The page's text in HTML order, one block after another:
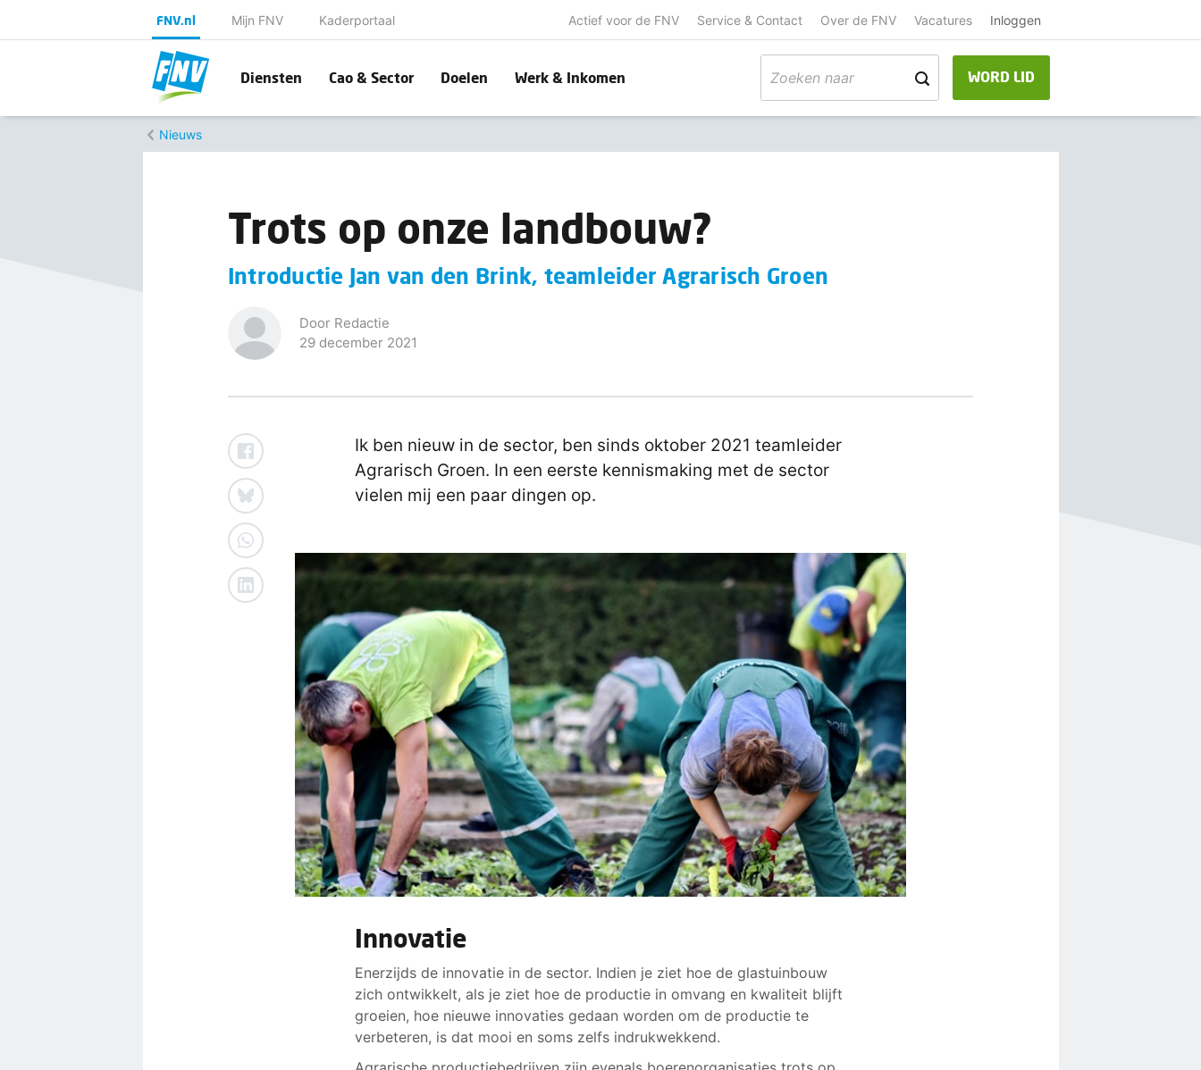
FNV.nl Mijn FNV Kaderportaal Actief voor de FNV Service & Contact Over de FNV Vacatures Inloggen
Diensten Cao & Sector Doelen Werk & Inkomen WORD LID
Nieuws
Trots op onze landbouw?
Introductie Jan van den Brink, teamleider Agrarisch Groen
Door Redactie
29 december 2021
Ik ben nieuw in de sector, ben sinds oktober 2021 teamleider
Agrarisch Groen. In een eerste kennismaking met de sector
vielen mij een paar dingen op.
Innovatie
Enerzijds de innovatie in de sector. Indien je ziet hoe de glastuinbouw
zich ontwikkelt, als je ziet hoe de productie in omvang en kwaliteit blijft
groeien, hoe nieuwe innovaties gedaan worden om de productie te
verbeteren, is dat mooi en soms zelfs indrukwekkend.